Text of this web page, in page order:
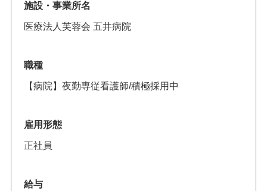
施設・事業所名
医療法人芙蓉会 五井病院
職種
【病院】夜勤専従看護師/積極採用中
雇用形態
正社員
給与